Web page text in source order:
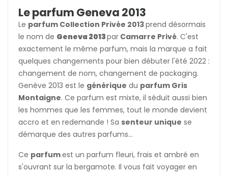
Le parfum Geneva 2013
Le parfum Collection Privée 2013prend désormais
le nom de Geneva 2013par Camarre Privé. C'est
exactement le même parfum, mais la marque a fait
quelques changements pour bien débuter l'été 2022 :
changement de nom, changement de packaging.
Genève 2013 est le générique du parfum Gris
Montaigne. Ce parfum est mixte, il séduit aussi bien
les hommes que les femmes, tout le monde devient
accro et en redemande ! Sa senteur unique se
démarque des autres parfums...
Ce parfumest un parfum fleuri, frais et ambré en
s'ouvrant sur la bergamote. Il vous fait voyager en